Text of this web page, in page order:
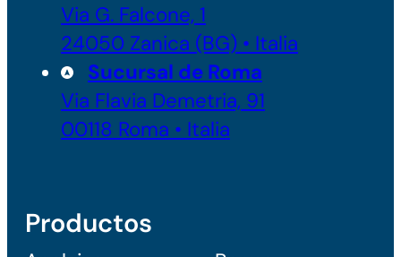
Via G. Falcone, 1
24050 Zanica (BG) • Italia
Sucursal de Roma
Via Flavia Demetria, 91
00118 Roma • Italia
Productos